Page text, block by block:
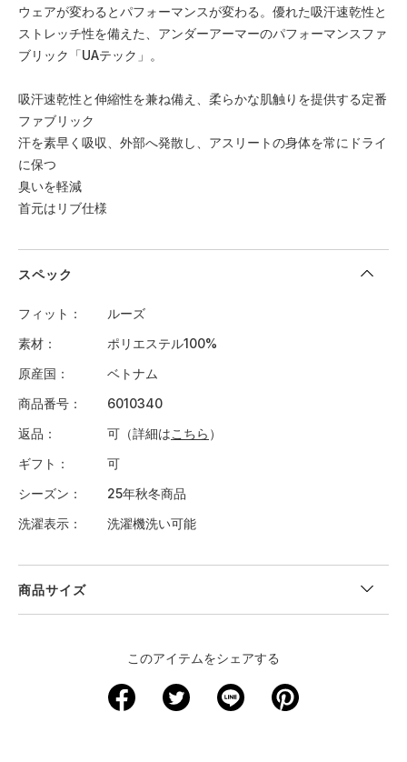
ウェアが変わるとパフォーマンスが変わる。優れた吸汗速乾性と
ストレッチ性を備えた、アンダーアーマーのパフォーマンスファ
ブリック「UAテック」。
吸汗速乾性と伸縮性を兼ね備え、柔らかな肌触りを提供する定番
ファブリック
汗を素早く吸収、外部へ発散し、アスリートの身体を常にドライ
に保つ
臭いを軽減
首元はリブ仕様
スペック
フィット
ルーズ
素材
ポリエステル100%
原産国
ベトナム
商品番号
6010340
返品
可（詳細はこちら ）
ギフト
可
シーズン
25年秋冬商品
洗濯表示
洗濯機洗い可能
商品サイズ
裄丈
37.5 63
68
このアイテムをシェアする